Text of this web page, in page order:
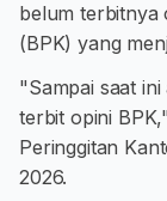
belum terbitnya
(BPK) yang
"Sampai saat
terbit opini
Peringgitan
2026.